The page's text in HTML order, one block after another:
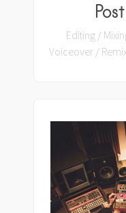
Editing /
Voiceover /